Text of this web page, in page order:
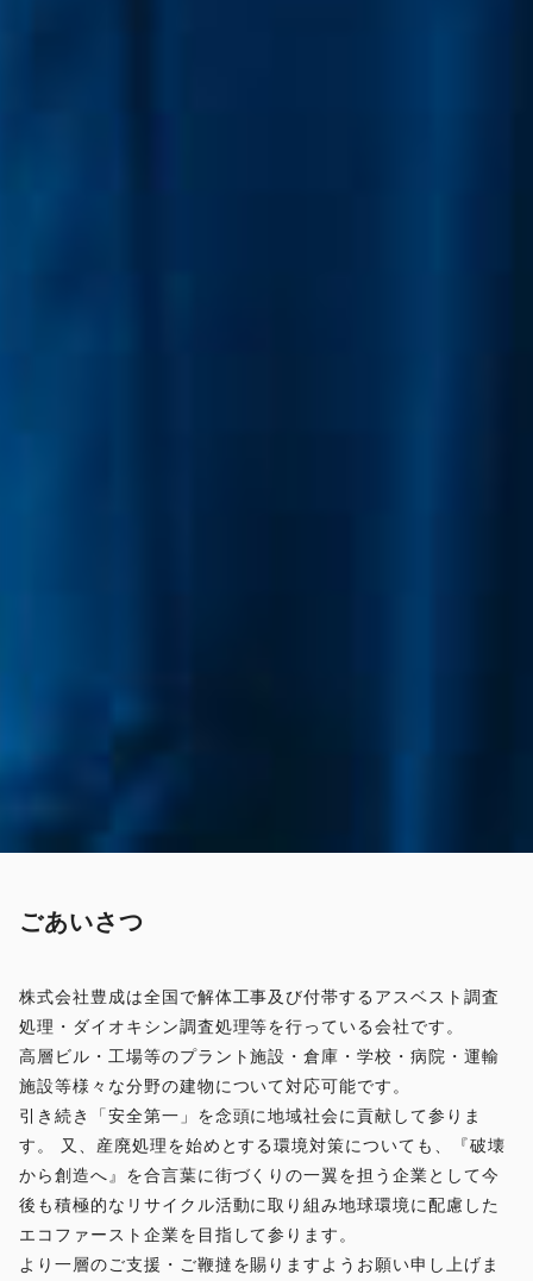
ごあいさつ
株式会社豊成は全国で解体工事及び付帯するアスベスト調査
処理・ダイオキシン調査処理等を行っている会社です。
高層ビル・工場等のプラント施設・倉庫・学校・病院・運輸
施設等様々な分野の建物について対応可能です。
引き続き「安全第一」を念頭に地域社会に貢献して参りま
す。 又、産廃処理を始めとする環境対策についても、『破壊
から創造へ』を合言葉に街づくりの一翼を担う企業として今
後も積極的なリサイクル活動に取り組み地球環境に配慮した
エコファースト企業を目指して参ります。
より一層のご支援・ご鞭撻を賜りますようお願い申し上げま